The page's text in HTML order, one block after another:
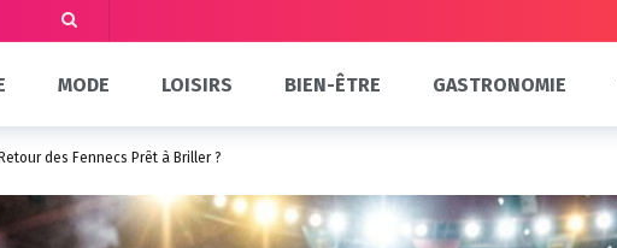
MODE LOISIRS BIEN-ÊTRE GASTRONOMIE
des Fennecs Prêt à Briller ?